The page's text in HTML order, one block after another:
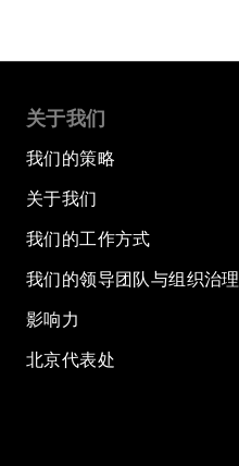
关于我们
我们的策略
关于我们
我们的工作方式
我们的领导团队与组织治理
影响力
北京代表处